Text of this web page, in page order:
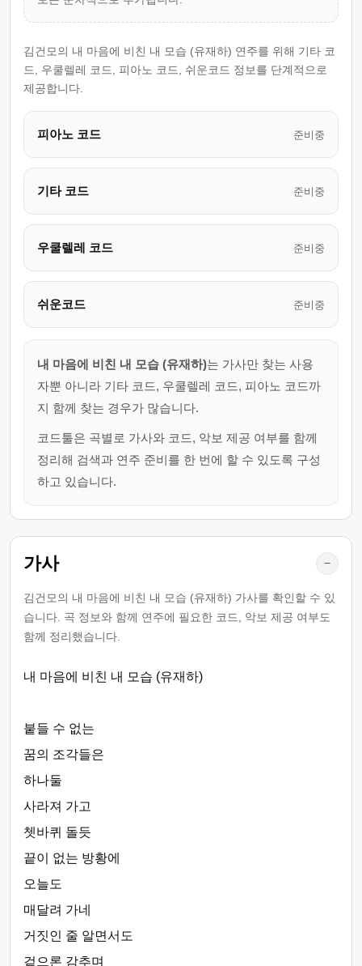
김건모의 내 마음에 비친 내 모습 (유재하) 연주를 위해 기타 코
드, 우쿨렐레 코드, 피아노 코드, 쉬운코드 정보를 단계적으로
제공합니다.
피아노 코드 준비중
기타 코드 준비중
우쿨렐레 코드 준비중
쉬운코드 준비중
내 마음에 비친 내 모습 (유재하)는 가사만 찾는 사용
자뿐 아니라 기타 코드, 우쿨렐레 코드, 피아노 코드까
지 함께 찾는 경우가 많습니다.
코드툴은 곡별로 가사와 코드, 악보 제공 여부를 함께
정리해 검색과 연주 준비를 한 번에 할 수 있도록 구성
하고 있습니다.
가사 −
김건모의 내 마음에 비친 내 모습 (유재하) 가사를 확인할 수 있
습니다. 곡 정보와 함께 연주에 필요한 코드, 악보 제공 여부도
함께 정리했습니다.
내 마음에 비친 내 모습 (유재하)
붙들 수 없는
꿈의 조각들은
하나둘
사라져 가고
쳇바퀴 돌듯
끝이 없는 방황에
오늘도
매달려 가네
거짓인 줄 알면서도
겉으론 감추며